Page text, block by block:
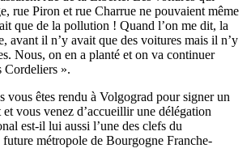
rue Piron et rue Charrue ne pouvaient même
que de la pollution ! Quand l’on me dit, la
avant il n’y avait que des voitures mais il n’y
Nous, on en a planté et on va continuer
Cordeliers ».
vous êtes rendu à Volgograd pour signer un
vous venez d’accueillir une délégation
est-il lui aussi l’une des clefs du
métropole de Bourgogne Franche-